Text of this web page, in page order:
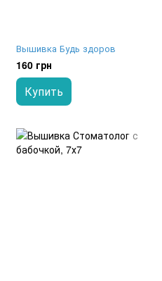
Вышивка Будь здоров
160 грн
Купить